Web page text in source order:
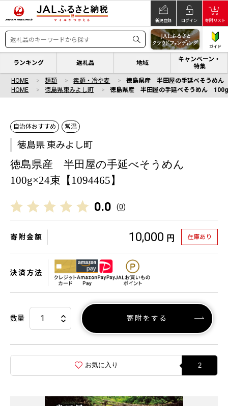
新規登録 ログイン 寄附リスト
ガイド
ランキング 返礼品 地域
キャンペーン・
特集
HOME 麺類 素麺・冷や麦
徳島県産 半田屋の手延べそうめ
HOME
徳島県東みよし町 徳島県産 半田屋の手延べそうめん
自治体おすすめ 常温
徳島県 東みよし町
徳島県産 半田屋の手延べそうめん
100g×24束【1094465】
0.0 (0)
寄附金額 10,000 円 在庫あり
決済方法
数量 寄附をする
お気に入り 2